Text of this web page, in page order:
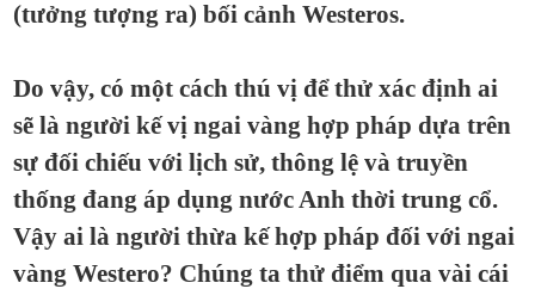
(tưởng tượng ra) bối cảnh Westeros.
Do vậy, có một cách thú vị để thử xác định ai
sẽ là người kế vị ngai vàng hợp pháp dựa trên
sự đối chiếu với lịch sử, thông lệ và truyền
thống đang áp dụng nước Anh thời trung cổ.
Vậy ai là người thừa kế hợp pháp đối với ngai
vàng Westero? Chúng ta thử điểm qua vài cái